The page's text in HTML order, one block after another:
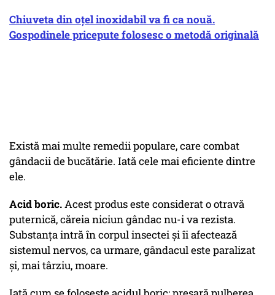
Chiuveta din oțel inoxidabil va fi ca nouă.
Gospodinele pricepute folosesc o metodă originală
Există mai multe remedii populare, care combat
gândacii de bucătărie. Iată cele mai eficiente dintre
ele.
Acid boric.Acest produs este considerat o otravă
puternică, căreia niciun gândac nu-i va rezista.
Substanța intră în corpul insectei și îi afectează
sistemul nervos, ca urmare, gândacul este paralizat
și, mai târziu, moare.